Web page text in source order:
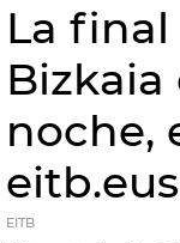
La final
Bizkaia
noche,
eitb.eus
EITB